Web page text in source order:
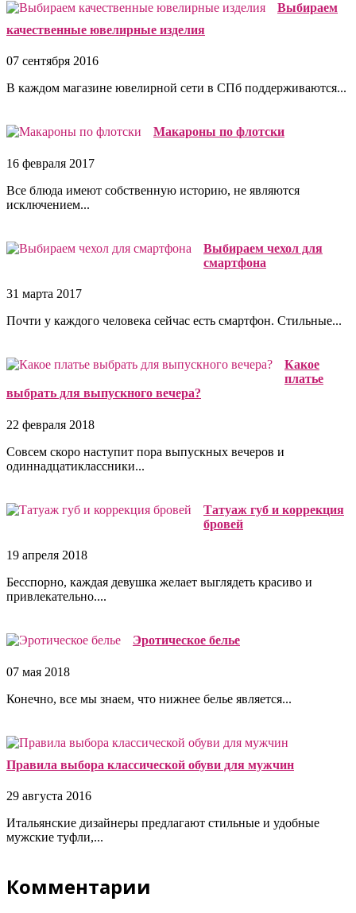
Выбираем
качественные ювелирные изделия
07 сентября 2016
В каждом магазине ювелирной сети в СПб поддерживаются...
Макароны по флотски
16 февраля 2017
Все блюда имеют собственную историю, не являются
исключением...
Выбираем чехол для
смартфона
31 марта 2017
Почти у каждого человека сейчас есть смартфон. Стильные...
Какое
платье
выбрать для выпускного вечера?
22 февраля 2018
Совсем скоро наступит пора выпускных вечеров и
одиннадцатиклассники...
Татуаж губ и коррекция
бровей
19 апреля 2018
Бесспорно, каждая девушка желает выглядеть красиво и
привлекательно....
Эротическое белье
07 мая 2018
Конечно, все мы знаем, что нижнее белье является...
Правила выбора классической обуви для мужчин
29 августа 2016
Итальянские дизайнеры предлагают стильные и удобные
мужские туфли,...
Комментарии